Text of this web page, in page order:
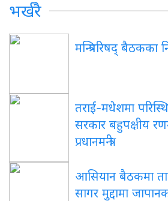
भर्खरै
मन्त्रिपरिषद् बैठकका
तराई-मधेशमा
सरकार बहुपक्षीय
प्रधानमन्त्री
आसियान बैठकमा
सागर मुद्दामा